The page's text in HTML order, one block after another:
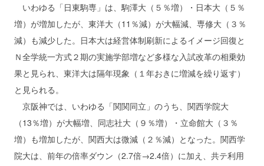
いわゆる「日東駒専」は、駒澤大（５％増）・日本大（５％
増）が増加したが、東洋大（11％減）が大幅減、専修大（３％
減）も減少した。日本大は経営体制刷新によるイメージ回復と
Ｎ全学統一方式２期の実施学部増など多様な入試改革の相乗効
果と見られ、東洋大は隔年現象（１年おきに増減を繰り返す）
と見られる。
京阪神では、いわゆる「関関同立」のうち、関西学院大
（13％増）が大幅増、同志社大（９％増）・立命館大（３％
増）も増加したが、関西大は微減（２％減）となった。関西学
院大は、前年の倍率ダウン（2.7倍→2.4倍）に加え、共テ利用